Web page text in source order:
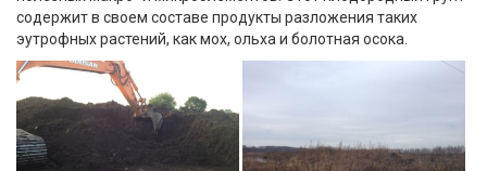
содержит в своем составе продукты разложения таких
эутрофных растений, как мох, ольха и болотная осока.